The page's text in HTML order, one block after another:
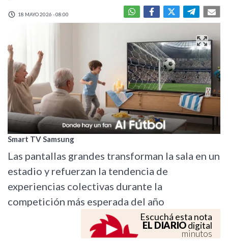
18 MAYO 2026 - 08:00
Smart TV Samsung
Las pantallas grandes transforman la sala en un
estadio y refuerzan la tendencia de
experiencias colectivas durante la
competición más esperada del año
Escuchá esta nota
EL DIARIOdigital
minutos